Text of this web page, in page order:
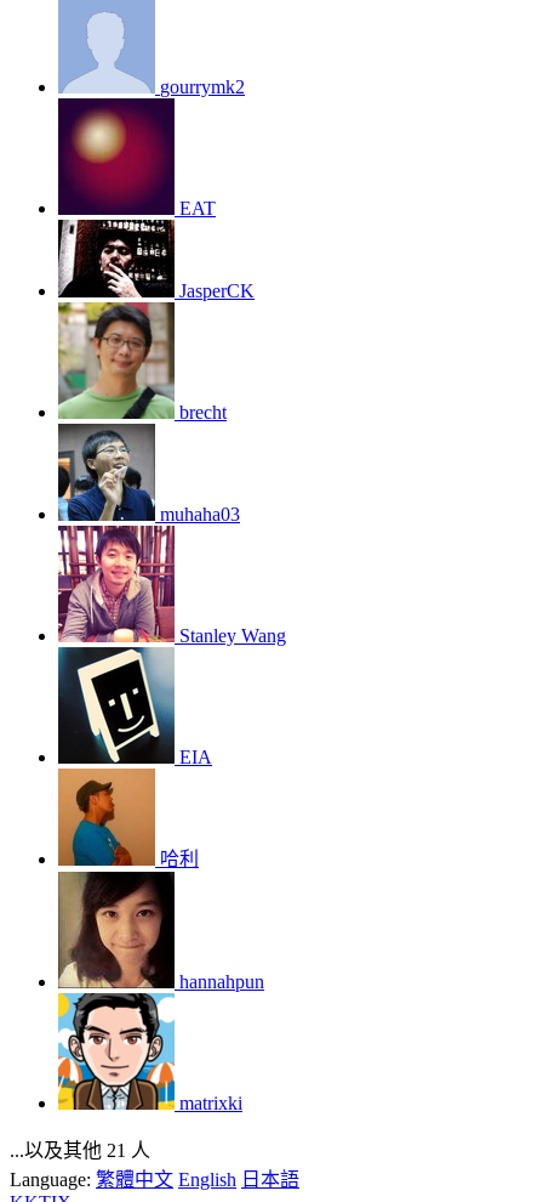
gourrymk2
EAT
JasperCK
brecht
muhaha03
Stanley Wang
EIA
哈利
hannahpun
matrixki
...以及其他 21 人
Language: 繁體中文 English 日本語